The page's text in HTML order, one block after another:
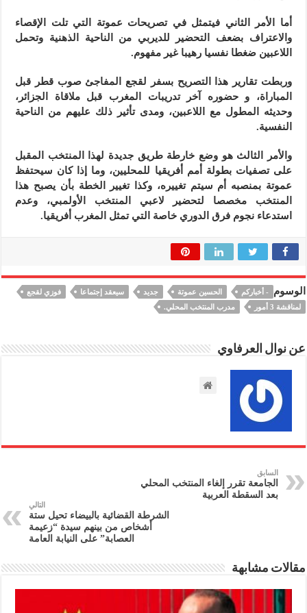
أما الأمر الثاني فيتمثل في تصريحات عموتة التي تلت الإقصاء
والاعتراف بضعف التحضير للديربي من الناحية الذهنية وتحمل
اللاعبين ضغطا نفسيا رهيبا غير مفهوم.
وربطت تقارير هذا التصريح بسفر لقجع المفاجئ صوب قطر قبل
المباراة، و حضوره آخر تدريبات المغرب قبل ملاقاة الجزائر،
وحديثه المطول مع اللاعبين، ومدى تأثير ذلك عليهم من الناحية
النفسية.
والأمر الثالث هو وضع خارطة طريق جديدة لهذا المنتخب المقبل
على تصفيات بطولة أمم أفريقيا للمحليين، وما إذا كان سيحتفظ
عموتة بمنصبه أم سيتم تغييره، وكذا تغيير الخطة بأن يصبح هذا
المنتخب مخصصا لتحضير لاعبي المنتخب الأولمبي، وعدم
استدعاء نجوم فرق الدوري خاصة التي تمثل المغرب أفريقيا.
الوسوم - أخباركم الحسين عموتة جديد سيعقد إجتماعا
فوزي لقجع
لمناقشة 3 أمور
مدرب المنتخب المحلي.
عن نوال العرفاوي
السابق
الجامعة تقرر إلغاء المنتخب المحلي
بعد السقطة العربية
التالي
الشرطة القضائية بالبيضاء تحيل ستة
أشخاص من بينهم سيدة “زعيمة
العصابة” على النيابة العامة
مقالات مشابهة